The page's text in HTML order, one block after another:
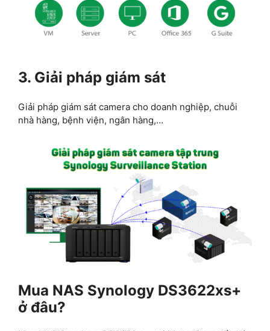
3. Giải pháp giám sát
Giải pháp giám sát camera cho doanh nghiệp, chuỗi
nhà hàng, bệnh viện, ngân hàng,…
Mua NAS Synology DS3622xs+
ở đâu?